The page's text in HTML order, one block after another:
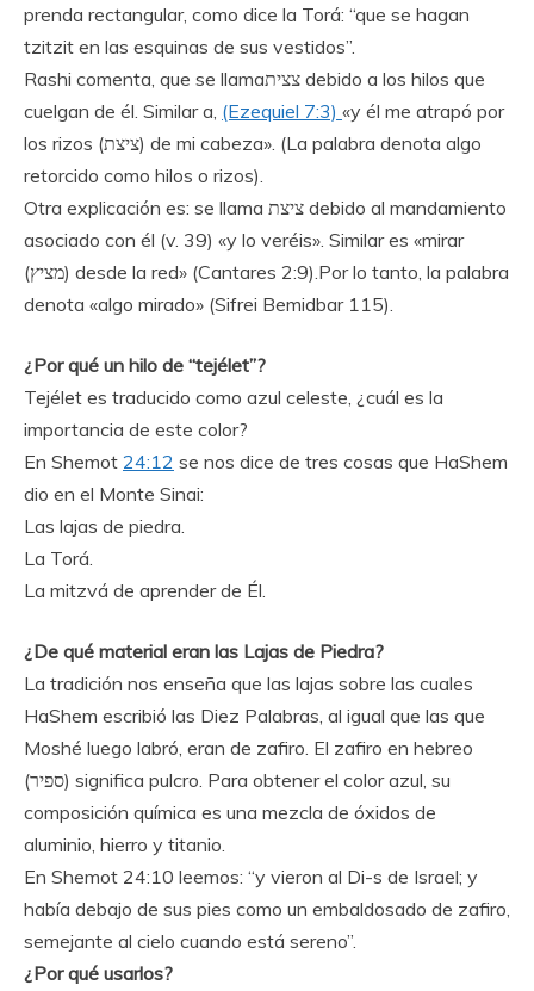
prenda rectangular, como dice la Torá: “que se hagan
tzitzit en las esquinas de sus vestidos”.
Rashi comenta, que se llamaצצית debido a los hilos que
cuelgan de él. Similar a, (Ezequiel 7:3) «y él me atrapó por
los rizos (ציצת) de mi cabeza». (La palabra denota algo
retorcido como hilos o rizos).
Otra explicación es: se llama ציצת debido al mandamiento
asociado con él (v. 39) «y lo veréis». Similar es «mirar
(מציץ) desde la red» (Cantares 2:9).Por lo tanto, la palabra
denota «algo mirado» (Sifrei Bemidbar 115).
¿Por qué un hilo de “tejélet”?
Tejélet es traducido como azul celeste, ¿cuál es la
importancia de este color?
En Shemot 24:12 se nos dice de tres cosas que HaShem
dio en el Monte Sinai:
Las lajas de piedra.
La Torá.
La mitzvá de aprender de Él.
¿De qué material eran las Lajas de Piedra?
La tradición nos enseña que las lajas sobre las cuales
HaShem escribió las Diez Palabras, al igual que las que
Moshé luego labró, eran de zafiro. El zafiro en hebreo
(ספיר) significa pulcro. Para obtener el color azul, su
composición química es una mezcla de óxidos de
aluminio, hierro y titanio.
En Shemot 24:10 leemos: “y vieron al Di-s de Israel; y
había debajo de sus pies como un embaldosado de zafiro,
semejante al cielo cuando está sereno”.
¿Por qué usarlos?